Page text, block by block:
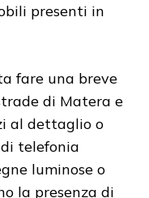
presenti in
fare una breve
di Matera e
al dettaglio o
telefonia
luminose o
la presenza di